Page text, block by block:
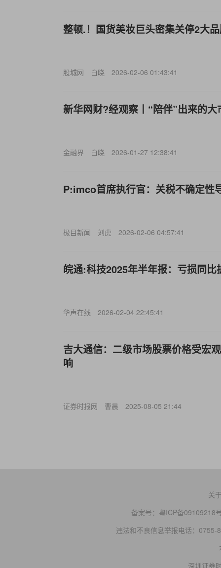
整顿.！国货美妆巨头密集关停2大
股城网 白晓 2026-02-06 01:43:41
新华网财?经观察丨“陪伴”出来的大
金融界 白晓 2026-01-27 12:38:41
P:imco首席执行官：关税不确定性
极目新闻 刘虎 2026-02-06 04:57:41
皖通:科技2025年半年报：亏损同比
华声在线 2026-02-04 22:45:41
吉大通信：二级市场股票价格受宏
响
证券时报网 曹晨 2025-08-05 21:44
关
备案号： 粤ICP备09109218
违法和不良信息举报电话：0755-
深圳证券